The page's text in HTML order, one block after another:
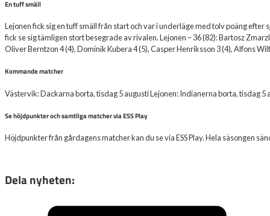
En tuff smäll
Lejonen fick sig en tuff smäll från start och var i underläge med tolv poäng
fick se sig tämligen stort besegrade av rivalen. Lejonen – 36 (82): Bartosz
Oliver Berntzon 4 (4), Dominik Kubera 4 (5), Casper Henriksson 3 (4), Alfons
Kommande matcher
Västervik: Dackarna borta, tisdag 5 augusti Lejonen: Indianerna borta, tisdag 5
Se höjdpunkter och samtliga matcher via ESS Play
Höjdpunkter från gårdagens matcher kan du se via ESS Play. Hela säsongen
Dela nyheten: